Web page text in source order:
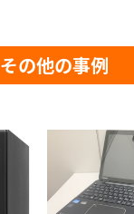
その他の事例